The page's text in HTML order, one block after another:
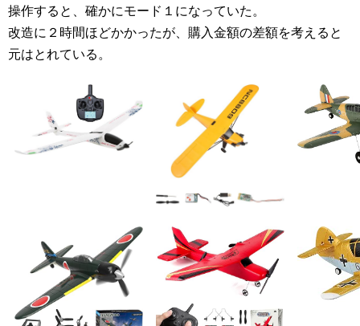
操作すると、確かにモード１になっていた。
改造に２時間ほどかかったが、購入金額の差額を考えると
元はとれている。